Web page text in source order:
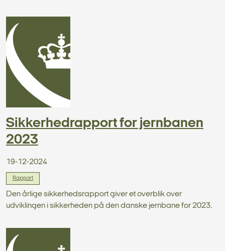
Sikkerhedrapport for jernbanen
2023
19-12-2024
Rapport
Den årlige sikkerhedsrapport giver et overblik over
udviklingen i sikkerheden på den danske jernbane for 2023.